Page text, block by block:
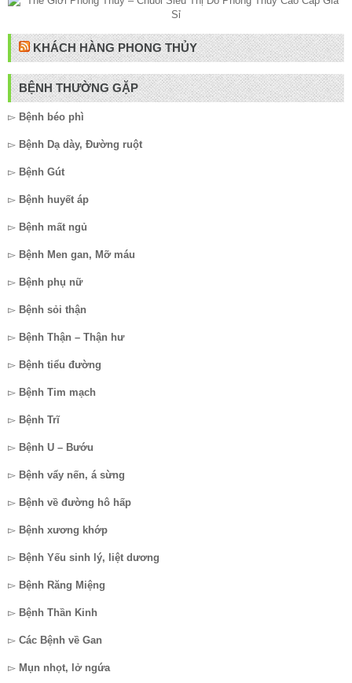
KHÁCH HÀNG PHONG THỦY
BỆNH THƯỜNG GẶP
▻ Bệnh béo phì
▻ Bệnh Dạ dày, Đường ruột
▻ Bệnh Gút
▻ Bệnh huyết áp
▻ Bệnh mất ngủ
▻ Bệnh Men gan, Mỡ máu
▻ Bệnh phụ nữ
▻ Bệnh sỏi thận
▻ Bệnh Thận – Thận hư
▻ Bệnh tiểu đường
▻ Bệnh Tim mạch
▻ Bệnh Trĩ
▻ Bệnh U – Bướu
▻ Bệnh vẩy nến, á sừng
▻ Bệnh về đường hô hấp
▻ Bệnh xương khớp
▻ Bệnh Yếu sinh lý, liệt dương
▻ Bệnh Răng Miệng
▻ Bệnh Thần Kinh
▻ Các Bệnh về Gan
▻ Mụn nhọt, lở ngứa